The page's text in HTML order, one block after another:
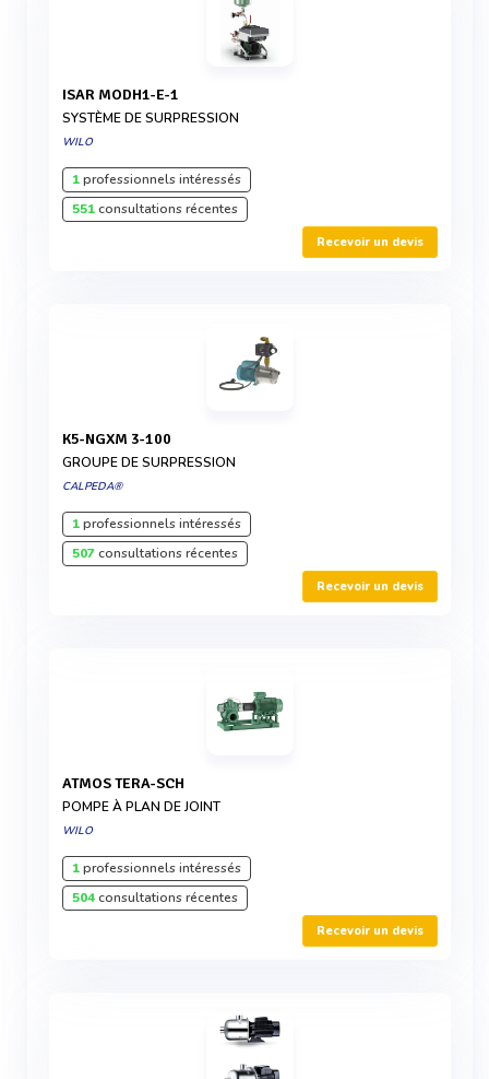
ISAR MODH1-E-1
SYSTÈME DE SURPRESSION
WILO
1professionnels intéressés
551consultations récentes
Recevoir un devis
K5-NGXM 3-100
GROUPE DE SURPRESSION
CALPEDA®
1professionnels intéressés
507consultations récentes
Recevoir un devis
ATMOS TERA-SCH
POMPE À PLAN DE JOINT
WILO
1professionnels intéressés
504consultations récentes
Recevoir un devis